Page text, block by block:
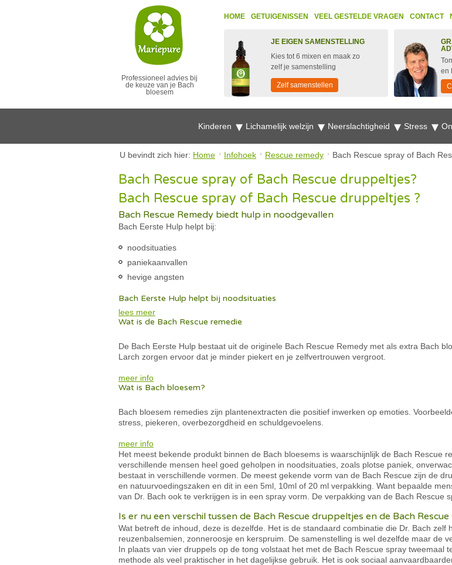
Professioneel advies bij
de keuze van je Bach
bloesem
HOME GETUIGENISSEN VEEL GESTELDE VRAGEN CONTACT
JE EIGEN SAMENSTELLING
Kies tot 6 mixen en maak zo
zelf je samenstelling
Zelf samenstellen
en
Kinderen Lichamelijk welzijn Neerslachtigheid Stress
U bevindt zich hier: Home Infohoek Rescue remedy Bach Rescue spray of Bach
Bach Rescue spray of Bach Rescue druppeltjes?
Bach Rescue spray of Bach Rescue druppeltjes ?
Bach Rescue Remedy biedt hulp in noodgevallen
Bach Eerste Hulp helpt bij:
noodsituaties
paniekaanvallen
hevige angsten
Bach Eerste Hulp helpt bij noodsituaties
lees meer
Wat is de Bach Rescue remedie
De Bach Eerste Hulp bestaat uit de originele Bach Rescue Remedy met als extra Bach
Larch zorgen ervoor dat je minder piekert en je zelfvertrouwen vergroot.
meer info
Wat is Bach bloesem?
Bach bloesem remedies zijn plantenextracten die positief inwerken op emoties.
stress, piekeren, overbezorgdheid en schuldgevoelens.
meer info
Het meest bekende produkt binnen de Bach bloesems is waarschijnlijk de Bach Rescue
verschillende mensen heel goed geholpen in noodsituaties, zoals plotse paniek,
bestaat in verschillende vormen. De meest gekende vorm van de Bach Rescue zijn de
en natuurvoedingszaken en dit in een 5ml, 10ml of 20 ml verpakking. Want bepaalde
van Dr. Bach ook te verkrijgen is in een spray vorm. De verpakking van de Bach Rescue
Is er nu een verschil tussen de Bach Rescue druppeltjes en de Bach Rescue
Wat betreft de inhoud, deze is dezelfde. Het is de standaard combinatie die Dr. Bach zelf
reuzenbalsemien, zonneroosje en kerspruim. De samenstelling is wel dezelfde maar de
In plaats van vier druppels op de tong volstaat het met de Bach Rescue spray tweemaal
methode als veel praktischer in het dagelijkse gebruik. Het is ook sociaal